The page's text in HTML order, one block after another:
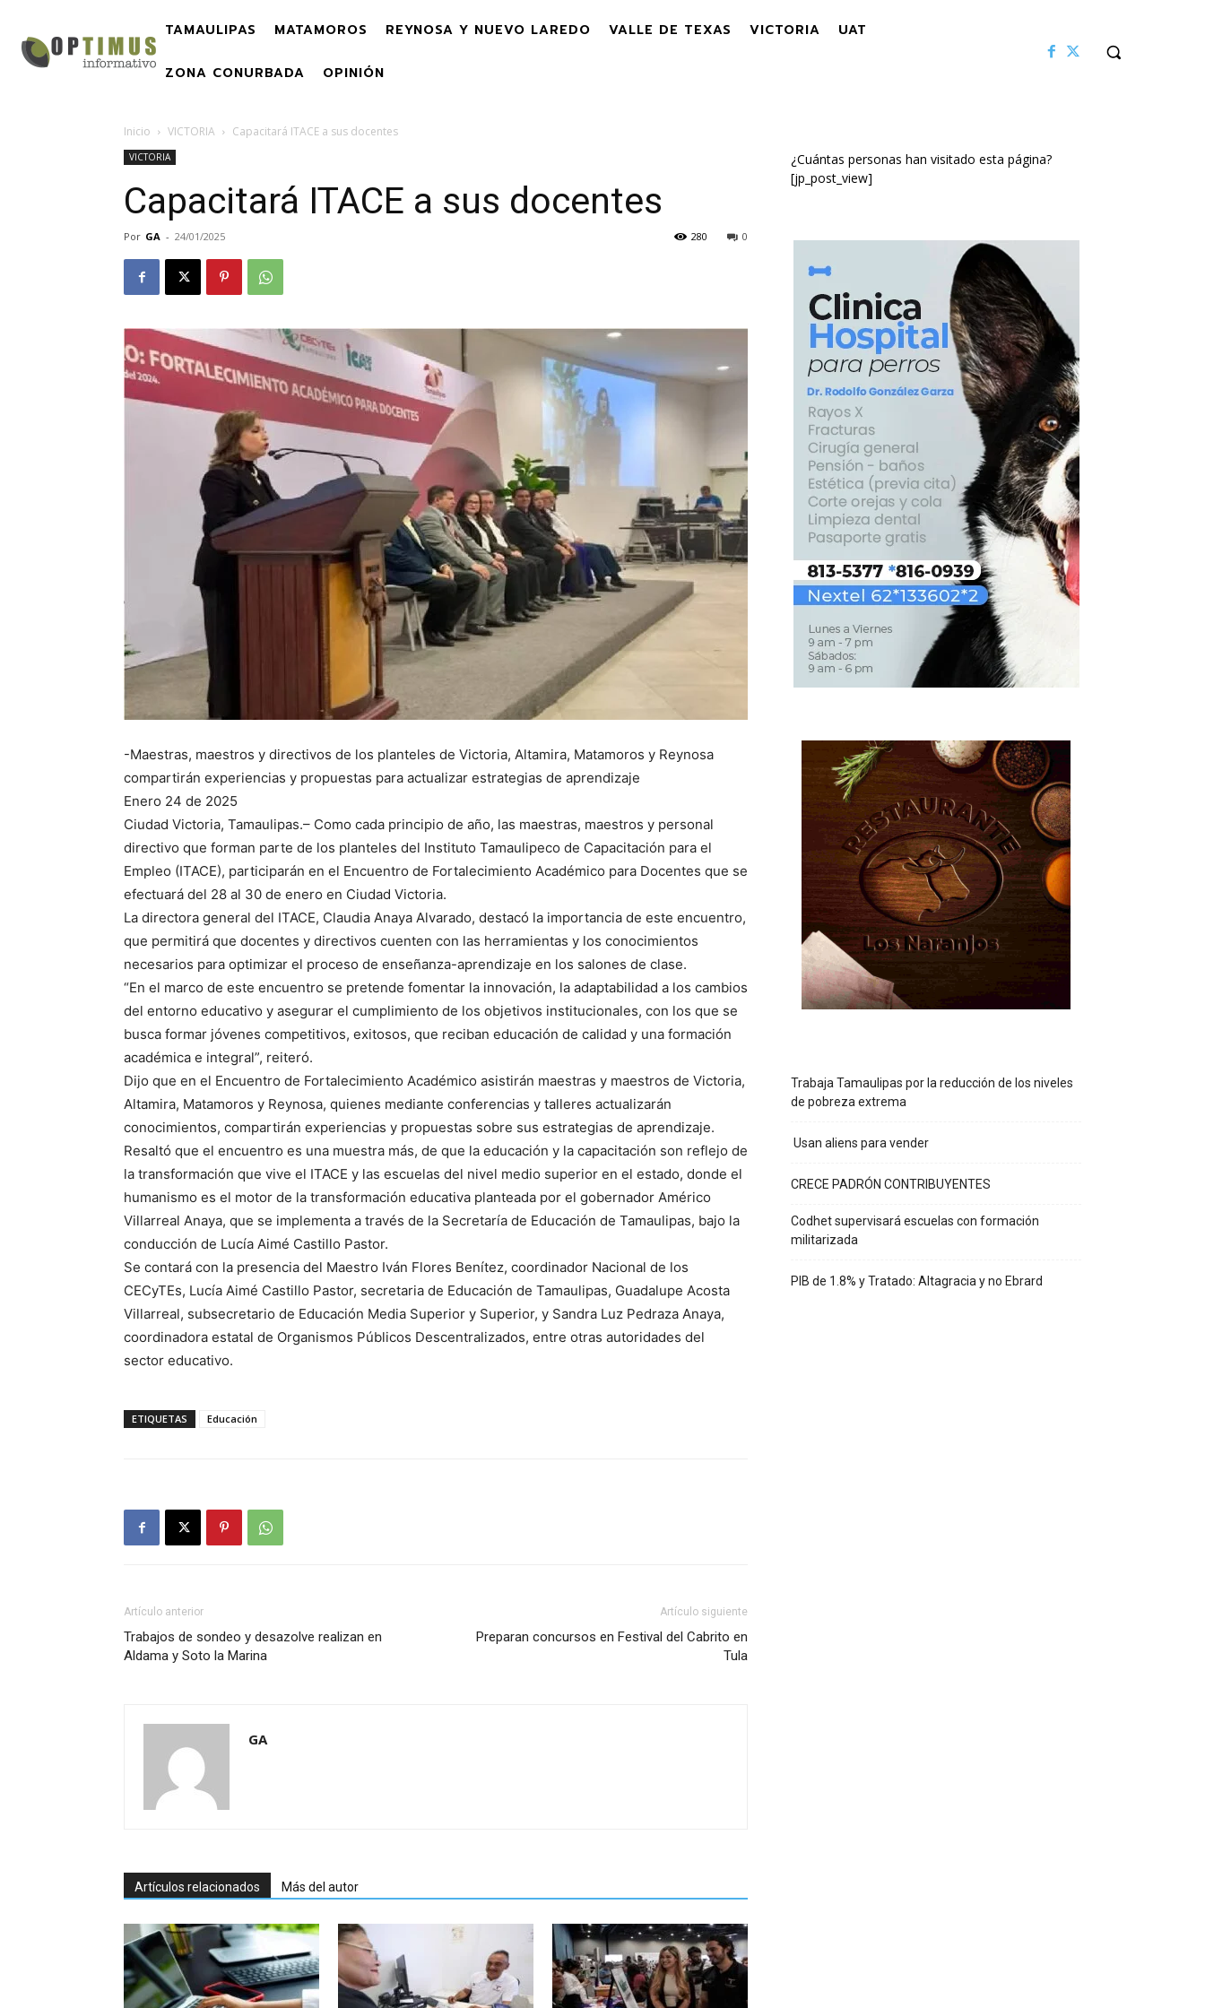
TAMAULIPAS MATAMOROS REYNOSA Y NUEVO LAREDO VALLE DE TEXAS VICTORIA UAT
ZONA CONURBADA OPINIÓN
Inicio VICTORIA Capacitará ITACE a sus docentes
VICTORIA
Capacitará ITACE a sus docentes
Por GA - 24/01/2025 0
280
-Maestras, maestros y directivos de los planteles de Victoria, Altamira, Matamoros y Reynosa
compartirán experiencias y propuestas para actualizar estrategias de aprendizaje
Enero 24 de 2025
Ciudad Victoria, Tamaulipas.– Como cada principio de año, las maestras, maestros y personal
directivo que forman parte de los planteles del Instituto Tamaulipeco de Capacitación para el
Empleo (ITACE), participarán en el Encuentro de Fortalecimiento Académico para Docentes que se
efectuará del 28 al 30 de enero en Ciudad Victoria.
La directora general del ITACE, Claudia Anaya Alvarado, destacó la importancia de este encuentro,
que permitirá que docentes y directivos cuenten con las herramientas y los conocimientos
necesarios para optimizar el proceso de enseñanza-aprendizaje en los salones de clase.
“En el marco de este encuentro se pretende fomentar la innovación, la adaptabilidad a los cambios
del entorno educativo y asegurar el cumplimiento de los objetivos institucionales, con los que se
busca formar jóvenes competitivos, exitosos, que reciban educación de calidad y una formación
académica e integral”, reiteró.
Dijo que en el Encuentro de Fortalecimiento Académico asistirán maestras y maestros de Victoria,
Altamira, Matamoros y Reynosa, quienes mediante conferencias y talleres actualizarán
conocimientos, compartirán experiencias y propuestas sobre sus estrategias de aprendizaje.
Resaltó que el encuentro es una muestra más, de que la educación y la capacitación son reflejo de
la transformación que vive el ITACE y las escuelas del nivel medio superior en el estado, donde el
humanismo es el motor de la transformación educativa planteada por el gobernador Américo
Villarreal Anaya, que se implementa a través de la Secretaría de Educación de Tamaulipas, bajo la
conducción de Lucía Aimé Castillo Pastor.
Se contará con la presencia del Maestro Iván Flores Benítez, coordinador Nacional de los
CECyTEs, Lucía Aimé Castillo Pastor, secretaria de Educación de Tamaulipas, Guadalupe Acosta
Villarreal, subsecretario de Educación Media Superior y Superior, y Sandra Luz Pedraza Anaya,
coordinadora estatal de Organismos Públicos Descentralizados, entre otras autoridades del
sector educativo.
ETIQUETAS Educación
Artículo anterior
Trabajos de sondeo y desazolve realizan en
Aldama y Soto la Marina
Artículo siguiente
Preparan concursos en Festival del Cabrito en
Tula
GA
Artículos relacionados Más del autor
¿Cuántas personas han visitado esta página?
[jp_post_view]
Trabaja Tamaulipas por la reducción de los niveles
de pobreza extrema
Usan aliens para vender
CRECE PADRÓN CONTRIBUYENTES
Codhet supervisará escuelas con formación
militarizada
PIB de 1.8% y Tratado: Altagracia y no Ebrard